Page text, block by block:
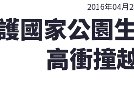
2016年04月
國家公園
高衝撞